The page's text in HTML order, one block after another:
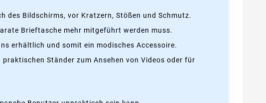
des Bildschirms, vor Kratzern, Stößen und Schmutz.
Brieftasche mehr mitgeführt werden muss.
erhältlich und somit ein modisches Accessoire.
Ständer zum Ansehen von Videos oder für